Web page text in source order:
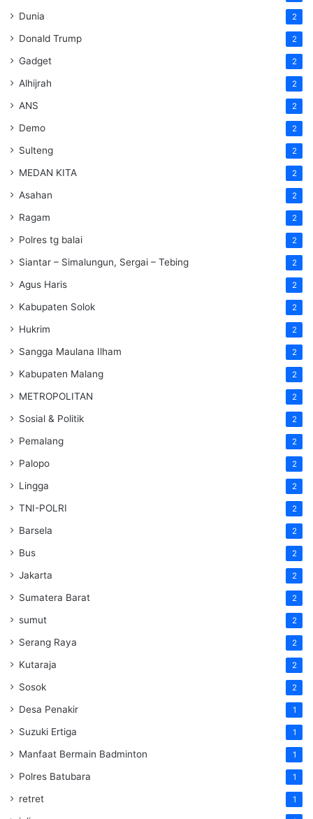
Dunia 2
Donald Trump 2
Gadget 2
Alhijrah 2
ANS 2
Demo 2
Sulteng 2
MEDAN KITA 2
Asahan 2
Ragam 2
Polres tg balai 2
Siantar – Simalungun, Sergai – Tebing 2
Agus Haris 2
Kabupaten Solok 2
Hukrim 2
Sangga Maulana Ilham 2
Kabupaten Malang 2
METROPOLITAN 2
Sosial & Politik 2
Pemalang 2
Palopo 2
Lingga 2
TNI-POLRI 2
Barsela 2
Bus 2
Jakarta 2
Sumatera Barat 2
sumut 2
Serang Raya 2
Kutaraja 2
Sosok 2
Desa Penakir 1
Suzuki Ertiga 1
Manfaat Bermain Badminton 1
Polres Batubara 1
retret 1